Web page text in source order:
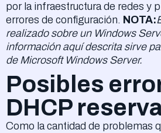
por la infraestructura de redes y
errores de configuración. NOTA:
realizado sobre un Windows
información aquí descrita sirve
de Microsoft Windows Server.
Posibles
DHCP
Como la cantidad de problemas